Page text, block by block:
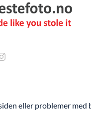
eller problemer med